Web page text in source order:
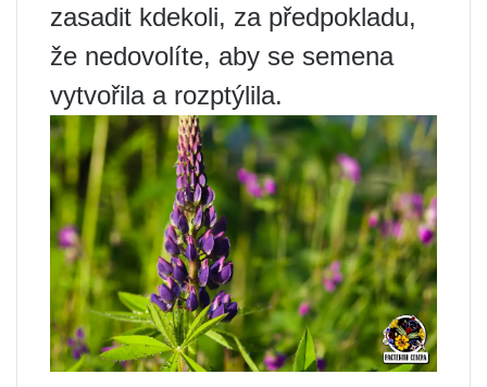
zasadit kdekoli, za předpokladu,
že nedovolíte, aby se semena
vytvořila a rozptýlila.